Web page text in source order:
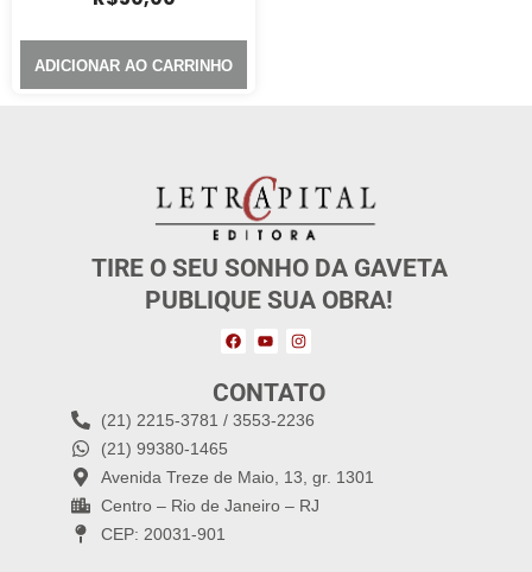
ADICIONAR AO CARRINHO
TIRE O SEU SONHO DA GAVETA
PUBLIQUE SUA OBRA!
CONTATO
(21) 2215-3781 / 3553-2236
(21) 99380-1465
Avenida Treze de Maio, 13, gr. 1301
Centro – Rio de Janeiro – RJ
CEP: 20031-901